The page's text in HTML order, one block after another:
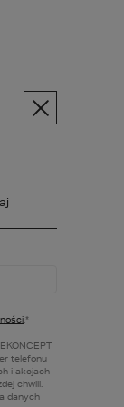
.*
telefonu
i akcjach
chwili.
danych